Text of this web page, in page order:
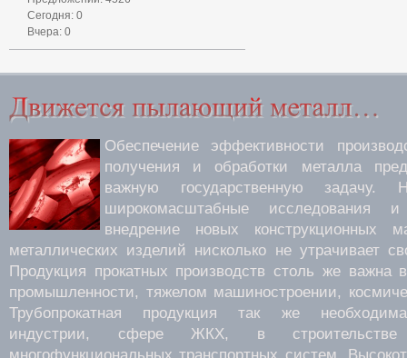
Сегодня: 0
Вчера: 0
Обеспечение эффективности
получения и обработки металла
важную государственную
широкомасштабные исследования
внедрение новых конструкционных
металлических изделий нисколько не утрачивает
Продукция прокатных производств столь же важна
промышленности, тяжелом машиностроении,
Трубопрокатная продукция так же
индустрии, сфере ЖКХ, в
многофункциональных транспортных систем.